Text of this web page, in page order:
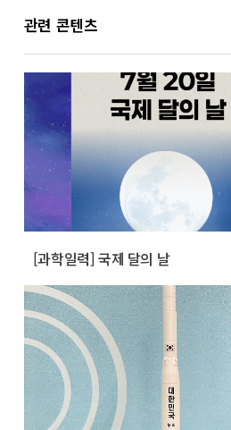
관련 콘텐츠
[과학일력] 국제 달의 날